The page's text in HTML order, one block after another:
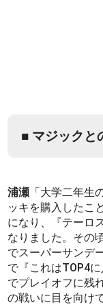
■ マジックと
浦瀬 「大学二年生
ッキを購入したこ
になり、『テーロ
なりました。その
でスーパーサンデ
で『これはTOP4
でプレイオフに残
の戦いに目を向け